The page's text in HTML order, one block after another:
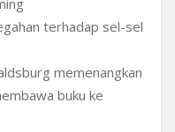
terhadap sel-sel
memenangkan
buku ke